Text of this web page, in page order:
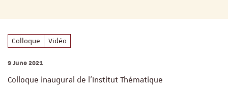
Colloque Vidéo
9 June 2021
Colloque inaugural de l’Institut Thématique